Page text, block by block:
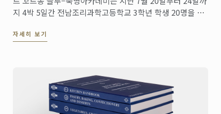
지 4박 5일간 전남조리과학고등학교 3학년 학생 20명을 대
자세히 보기